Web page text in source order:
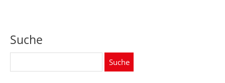
Suche